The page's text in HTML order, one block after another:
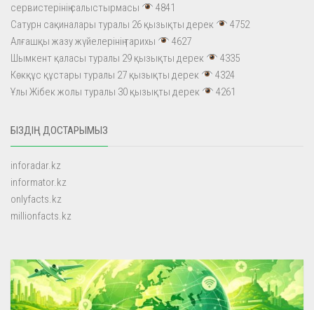
сервистерінің салыстырмасы
4841
Сатурн сақиналары туралы 26 қызықты дерек
4752
Алғашқы жазу жүйелерінің тарихы
4627
Шымкент қаласы туралы 29 қызықты дерек
4335
Көкқұс құстары туралы 27 қызықты дерек
4324
Ұлы Жібек жолы туралы 30 қызықты дерек
4261
БІЗДІҢ ДОСТАРЫМЫЗ
inforadar.kz
informator.kz
onlyfacts.kz
millionfacts.kz